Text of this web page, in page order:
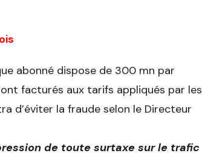
abonné dispose de 300 mn par
facturés aux tarifs appliqués par les
d’éviter la fraude selon le Directeur
de toute surtaxe sur le trafic